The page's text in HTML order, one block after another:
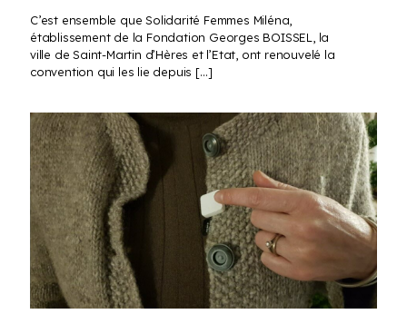
C’est ensemble que Solidarité Femmes Miléna,
établissement de la Fondation Georges BOISSEL, la
ville de Saint-Martin d’Hères et l’Etat, ont renouvelé la
convention qui les lie depuis […]